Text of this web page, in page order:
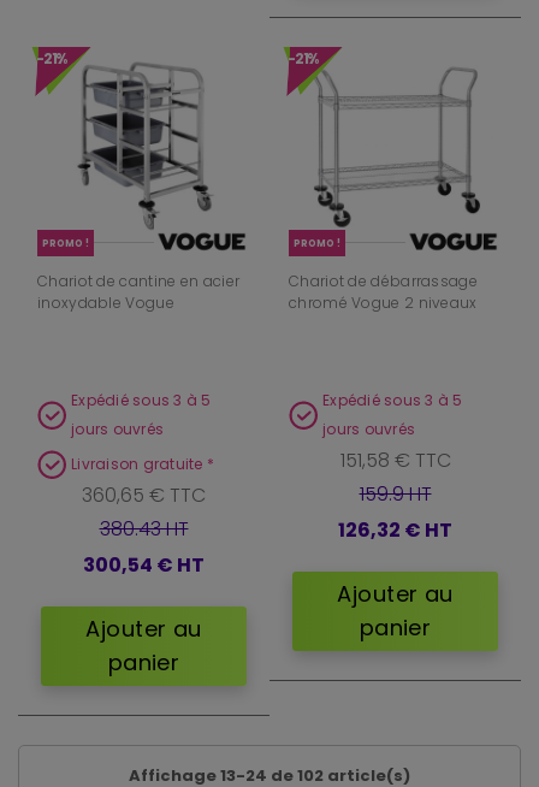
-21%
PROMO !
Chariot de cantine en acier
inoxydable Vogue
Expédié sous 3 à 5
jours ouvrés
Livraison gratuite *
360,65 € TTC
380.43 HT
300,54 € HT
Ajouter au
panier
-21%
PROMO !
Chariot de débarrassage
chromé Vogue 2 niveaux
Expédié sous 3 à 5
jours ouvrés
151,58 € TTC
159.9 HT
126,32 € HT
Ajouter au
panier
Affichage 13-24 de 102 article(s)